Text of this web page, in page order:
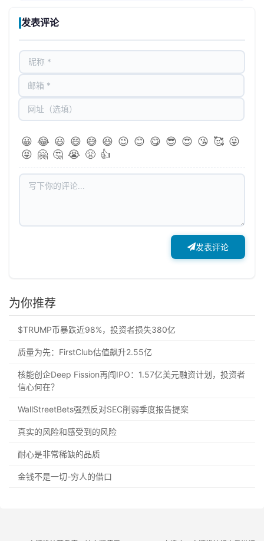
发表评论
😀 😂 😃 😄 😅 😆 😉 😊 😋 😎 😍 😘 🥰 😜
😝 🤗 🤔 😭 😤 👍
发表评论
为你推荐
$TRUMP币暴跌近98%，投资者损失380亿
质量为先：FirstClub估值飙升2.55亿
核能创企Deep Fission再闯IPO：1.57亿美元融资计划，投资者
信心何在？
WallStreetBets强烈反对SEC削弱季度报告提案
真实的风险和感受到的风险
耐心是非常稀缺的品质
金钱不是一切-穷人的借口